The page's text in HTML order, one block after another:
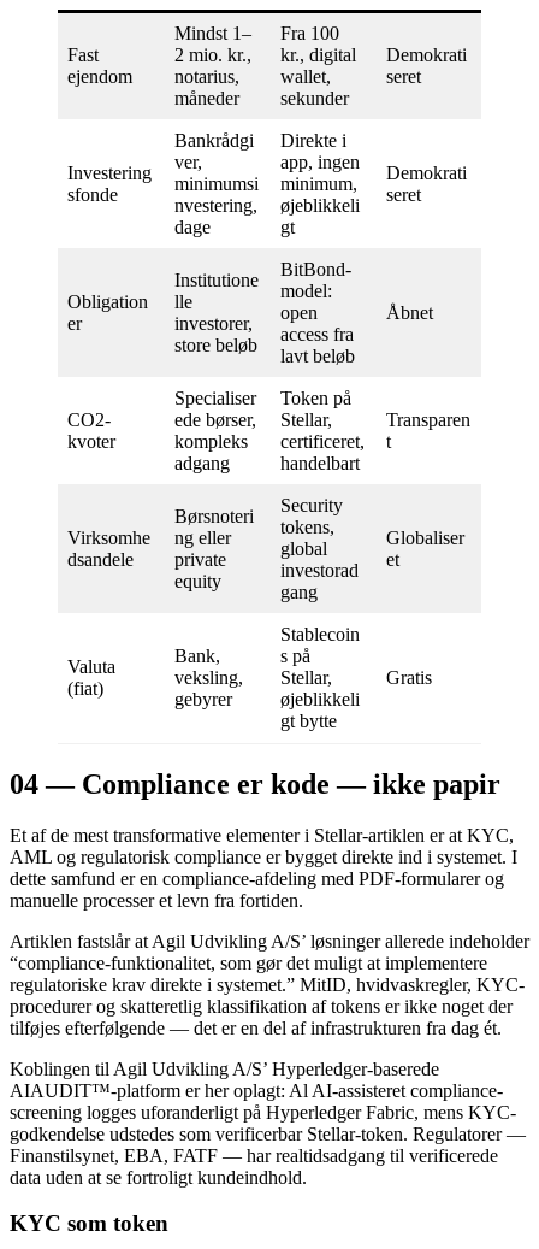
Fast
ejendom
Mindst 1–
2 mio. kr.,
notarius,
måneder
Fra 100
kr., digital
wallet,
sekunder
Demokrati
seret
Investering
sfonde
Bankrådgi
ver,
minimumsi
nvestering,
dage
Direkte i
app, ingen
minimum,
øjeblikkeli
gt
Demokrati
seret
Obligation
er
Institutione
lle
investorer,
store beløb
BitBond-
model:
open
access fra
lavt beløb
Åbnet
CO2-
kvoter
Specialiser
ede børser,
kompleks
adgang
Token på
Stellar,
certificeret,
handelbart
Transparen
t
Virksomhe
dsandele
Børsnoteri
ng eller
private
equity
Security
tokens,
global
investorad
gang
Globaliser
et
Valuta
(fiat)
Bank,
veksling,
gebyrer
Stablecoin
s på
Stellar,
øjeblikkeli
gt bytte
Gratis
04 — Compliance er kode — ikke papir
Et af de mest transformative elementer i Stellar-artiklen er at KYC,
AML og regulatorisk compliance er bygget direkte ind i systemet. I
dette samfund er en compliance-afdeling med PDF-formularer og
manuelle processer et levn fra fortiden.
Artiklen fastslår at Agil Udvikling A/S’ løsninger allerede indeholder
“compliance-funktionalitet, som gør det muligt at implementere
regulatoriske krav direkte i systemet.” MitID, hvidvaskregler, KYC-
procedurer og skatteretlig klassifikation af tokens er ikke noget der
tilføjes efterfølgende — det er en del af infrastrukturen fra dag ét.
Koblingen til Agil Udvikling A/S’ Hyperledger-baserede
AIAUDIT™-platform er her oplagt: Al AI-assisteret compliance-
screening logges uforanderligt på Hyperledger Fabric, mens KYC-
godkendelse udstedes som verificerbar Stellar-token. Regulatorer —
Finanstilsynet, EBA, FATF — har realtidsadgang til verificerede
data uden at se fortroligt kundeindhold.
KYC som token